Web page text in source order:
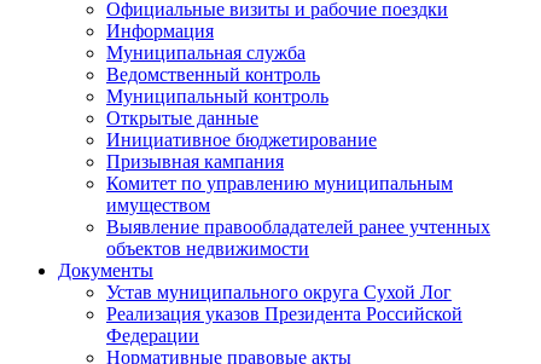
Официальные визиты и рабочие поездки
Информация
Муниципальная служба
Ведомственный контроль
Муниципальный контроль
Открытые данные
Инициативное бюджетирование
Призывная кампания
Комитет по управлению муниципальным
имуществом
Выявление правообладателей ранее учтенных
объектов недвижимости
Документы
Устав муниципального округа Сухой Лог
Реализация указов Президента Российской
Федерации
Нормативные правовые акты